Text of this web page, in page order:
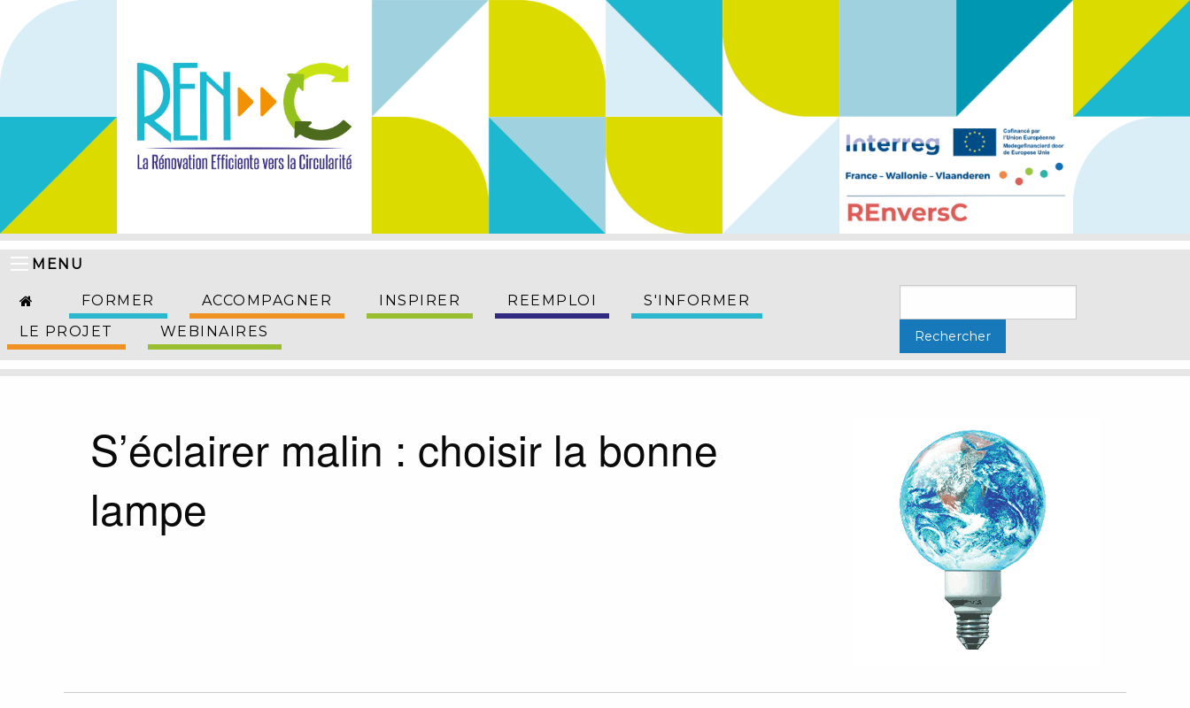
MENU
FORMER ACCOMPAGNER INSPIRER REEMPLOI
S'INFORMER
LE PROJET
WEBINAIRES
S’éclairer malin : choisir la bonne
lampe